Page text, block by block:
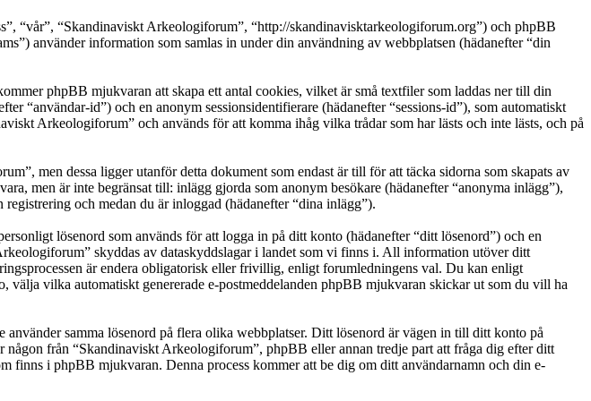
“vår”, “Skandinaviskt Arkeologiforum”, “http://skandinavisktarkeologiforum.org”) och phpBB
använder information som samlas in under din användning av webbplatsen (hädanefter “din
phpBB mjukvaran att skapa ett antal cookies, vilket är små textfiler som laddas ner till din
“användar-id”) och en anonym sessionsidentifierare (hädanefter “sessions-id”), som automatiskt
Arkeologiforum” och används för att komma ihåg vilka trådar som har lästs och inte lästs, och på
men dessa ligger utanför detta dokument som endast är till för att täcka sidorna som skapats av
men är inte begränsat till: inlägg gjorda som anonym besökare (hädanefter “anonyma inlägg”),
och medan du är inloggad (hädanefter “dina inlägg”).
lösenord som används för att logga in på ditt konto (hädanefter “ditt lösenord”) och en
skyddas av dataskyddslagar i landet som vi finns i. All information utöver ditt
är endera obligatorisk eller frivillig, enligt forumledningens val. Du kan enligt
vilka automatiskt genererade e-postmeddelanden phpBB mjukvaran skickar ut som du vill ha
samma lösenord på flera olika webbplatser. Ditt lösenord är vägen in till ditt konto på
från “Skandinaviskt Arkeologiforum”, phpBB eller annan tredje part att fråga dig efter ditt
finns i phpBB mjukvaran. Denna process kommer att be dig om ditt användarnamn och din e-